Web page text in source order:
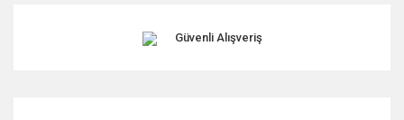
Güvenli Alışveriş